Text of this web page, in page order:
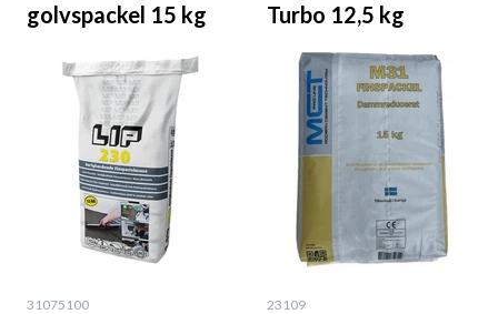
golvspackel 15 kg
Turbo 12,5 kg
31075100 23109